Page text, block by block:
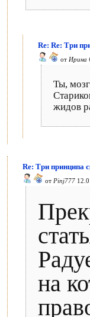
Re: Re: Три
от Ирина
Ты,
жидов
Re: Три принципа
от Pinj777
на